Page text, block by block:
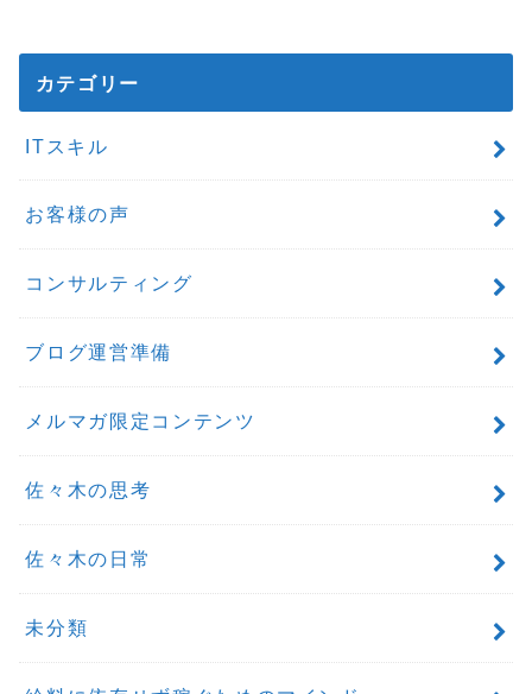
カテゴリー
ITスキル
お客様の声
コンサルティング
ブログ運営準備
メルマガ限定コンテンツ
佐々木の思考
佐々木の日常
未分類